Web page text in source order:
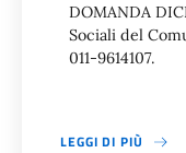
DOMANDA
Sociali del
011-9614107.
LEGGI DI PIÙ